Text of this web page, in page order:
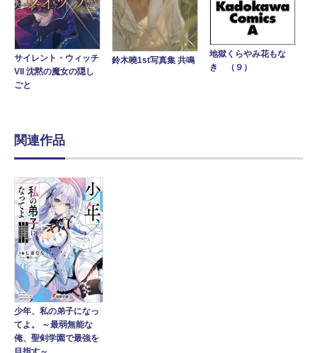
サイレント・ウィッチ
VII 沈黙の魔女の隠し
ごと
鈴木曉1st写真集 共鳴
地獄くらやみ花もな
き （９）
関連作品
少年、私の弟子になっ
てよ。 ～最弱無能な
俺、聖剣学園で最強を